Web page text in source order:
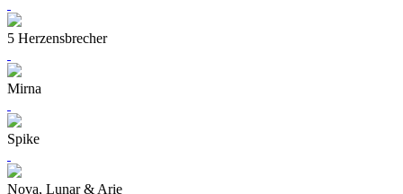
5 Herzensbrecher
Mirna
Spike
Nova, Lunar & Arie